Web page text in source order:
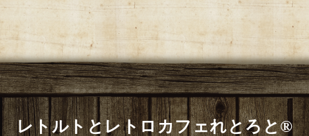
レトルトとレトロカフェれとろと®